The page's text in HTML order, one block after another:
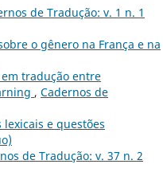
de Tradução: v. 1 n. 1
o gênero na França e na
em tradução entre
, Cadernos de
e questões
de Tradução: v. 37 n. 2